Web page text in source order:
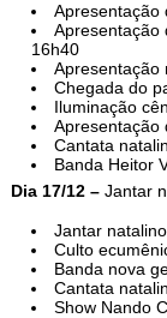
Apresentação
Apresentação
16h40
Apresentação
Chegada do
Iluminação
Apresentação
Cantata
Banda Heitor
Dia 17/12 – Jantar
Jantar
Culto
Banda nova
Cantata
Show Nando